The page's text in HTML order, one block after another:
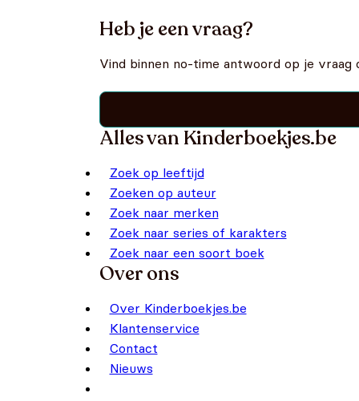
Heb je een vraag?
Vind binnen no-time antwoord op je vraag
Alles van Kinderboekjes.be
Zoek op leeftijd
Zoeken op auteur
Zoek naar merken
Zoek naar series of karakters
Zoek naar een soort boek
Over ons
Over Kinderboekjes.be
Klantenservice
Contact
Nieuws